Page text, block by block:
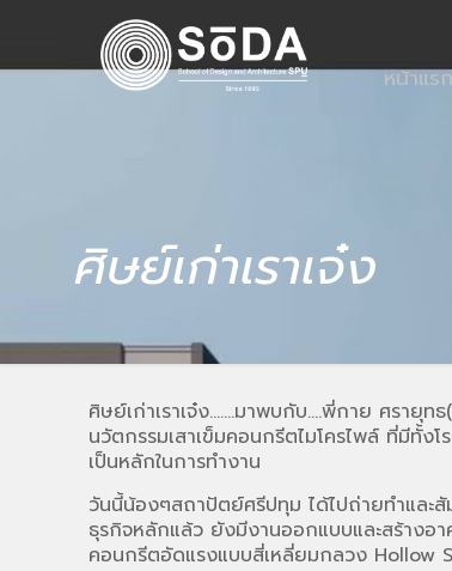
หน้าแรก
ศิษย์เก่าเราเจ๋ง
ศิษย์เก่าเราเจ๋ง…….มาพบกับ….พี่กาย ศรายุ
นวัตกรรมเสาเข็มคอนกรีตไมโครไพล์ ที่มีทั้ง
เป็นหลักในการทำงาน
วันนี้น้องๆสถาปัตย์ศรีปทุม ได้ไปถ่ายทำและ
ธุรกิจหลักแล้ว ยังมีงานออกแบบและสร้างอ
คอนกรีตอัดแรงแบบสี่เหลี่ยมกลวง Hollow